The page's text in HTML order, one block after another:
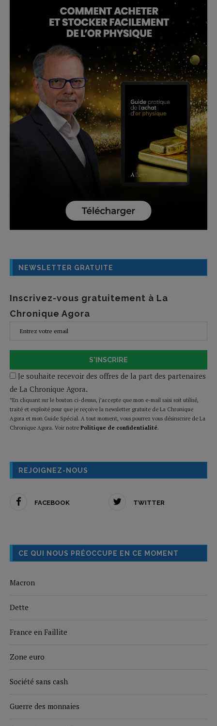
NEWSLETTER GRATUITE
Inscrivez-vous gratuitement à La
Chronique Agora
S'INSCRIRE
Je souhaite recevoir des offres de la part des partenaires
de La Chronique Agora.
*En cliquant sur le bouton ci-dessus, j’accepte que mon e-mail saisi soit utilisé,
traité et exploité pour que je reçoive la newsletter gratuite de La Chronique
Agora et mon Guide Spécial. A tout moment, vous pourrez vous désinscrire de La
Chronique Agora. Voir notre Politique de confidentialité.
REJOIGNEZ-NOUS
FACEBOOK TWITTER
CE QUI NOUS PRÉOCCUPE EN CE MOMENT
Macron
Dette
France en Faillite
Zone euro
Société sans cash
Guerre des monnaies